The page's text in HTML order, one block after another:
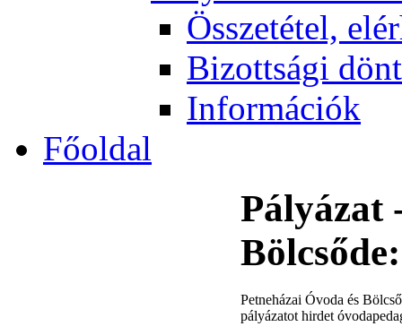
Összetétel,
Bizottsági
Információk
Főoldal
Pályázat
Petneházai Óvoda és
pályázatot hirdet